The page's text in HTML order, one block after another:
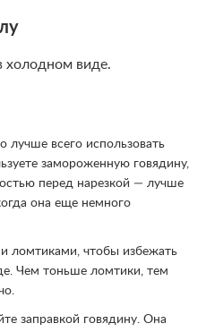
холодном виде.
лучше всего использовать
замороженную говядину,
перед нарезкой — лучше
она еще немного
ломтиками, чтобы избежать
Чем тоньше ломтики, тем
заправкой говядину. Она